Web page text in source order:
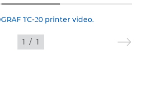
VIDEO
SLIKE
1 / 1